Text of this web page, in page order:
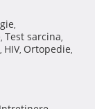
,
, Test sarcina,
, HIV, Ortopedie,